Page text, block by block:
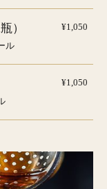
）
¥1,050
ル
¥1,050